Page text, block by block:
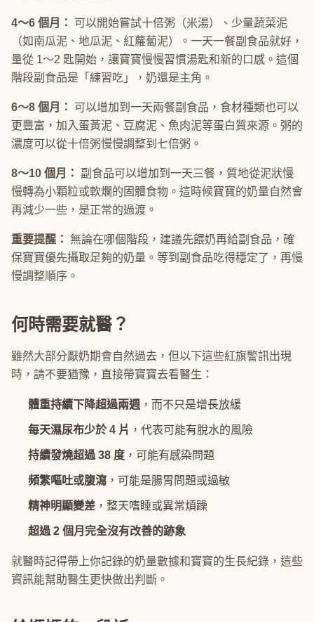
4～6 個月：
可以開始嘗試十倍粥（米湯）、少量蔬菜泥
（如南瓜泥、地瓜泥、紅蘿蔔泥）。一天一餐副食品就好，
量從 1～2 匙開始，讓寶寶慢慢習慣湯匙和新的口感。這個
階段副食品是「練習吃」，奶還是主角。
6～8 個月：
可以增加到一天兩餐副食品，食材種類也可以
更豐富，加入蛋黃泥、豆腐泥、魚肉泥等蛋白質來源。粥的
濃度可以從十倍粥慢慢調整到七倍粥。
8～10 個月：
副食品可以增加到一天三餐，質地從泥狀慢
慢轉為小顆粒或軟爛的固體食物。這時候寶寶的奶量自然會
再減少一些，是正常的過渡。
重要提醒： 無論在哪個階段，建議先餵奶再給副食品，確
保寶寶優先攝取足夠的奶量。等到副食品吃得穩定了，再慢
慢調整順序。
何時需要就醫？
雖然大部分厭奶期會自然過去，但以下這些紅旗警訊出現
時，請不要猶豫，直接帶寶寶去看醫生：
體重持續下降超過兩週 ，而不只是增長放緩
每天濕尿布少於 4 片 ，代表可能有脫水的風險
持續發燒超過 38 度 ，可能有感染問題
頻繁嘔吐或腹瀉 ，可能是腸胃問題或過敏
精神明顯變差 ，整天嗜睡或異常煩躁
超過 2 個月完全沒有改善的跡象
就醫時記得帶上你記錄的奶量數據和寶寶的生長紀錄，這些
資訊能幫助醫生更快做出判斷。